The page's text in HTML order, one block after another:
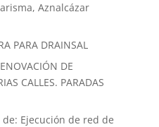
Aznalcázar
PARA DRAINSAL
DE
CALLES. PARADAS
de: Ejecución de red de